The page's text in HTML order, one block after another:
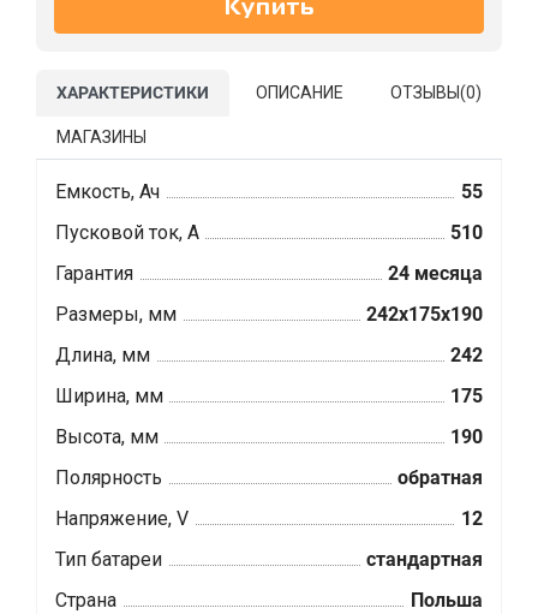
ХАРАКТЕРИСТИКИ ОПИСАНИЕ ОТЗЫВЫ(0)
МАГАЗИНЫ
Емкость, Ач
55
Пусковой ток, А
510
Гарантия
24 месяца
Размеры, мм
242x175x190
Длина, мм
242
Ширина, мм
175
Высота, мм
190
Полярность
обратная
Напряжение, V
12
Тип батареи
стандартная
Страна
Польша